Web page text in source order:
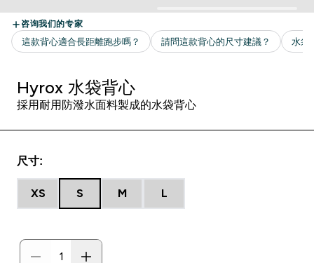
Hyrox 水袋背心
採用耐用防潑水面料製成的水袋背心
尺寸:
XS S M L